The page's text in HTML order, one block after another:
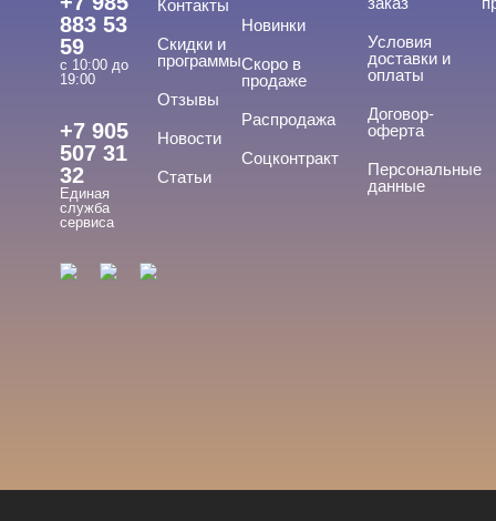
883 53
59
с 10:00 до
19:00
+7 905
507 31
32
Единая
служба
сервиса
Контакты
Скидки и
программы
Отзывы
Новости
Статьи
Новинки
Скоро в
продаже
Распродажа
Соцконтракт
Условия
доставки и
оплаты
Договор-
оферта
Персональные
данные